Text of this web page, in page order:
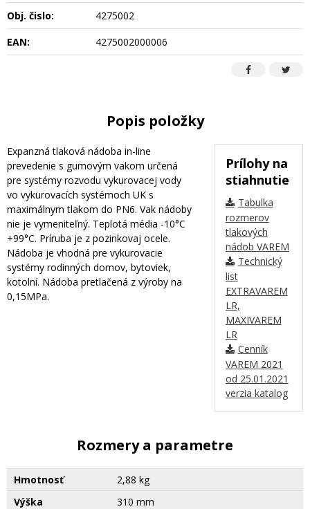
Obj. čislo:
4275002
EAN:
4275002000006
Popis položky
Prílohy na
stiahnutie
Tabulka
rozmerov
tlakových
nádob VAREM
Technický
list
EXTRAVAREM
LR,
MAXIVAREM
LR
Cenník
VAREM 2021
od 25.01.2021
verzia katalog
Expanzná tlaková nádoba in-line
prevedenie s gumovým vakom určená
pre systémy rozvodu vykurovacej vody
vo vykurovacích systémoch UK s
maximálnym tlakom do PN6. Vak nádoby
nie je vymeniteľný. Teplotá média -10°C
+99°C. Príruba je z pozinkovaj ocele.
Nádoba je vhodná pre vykurovacie
systémy rodinných domov, bytoviek,
kotolní. Nádoba pretlačená z výroby na
0,15MPa.
Rozmery a parametre
Hmotnosť
2,88 kg
Výška
310 mm